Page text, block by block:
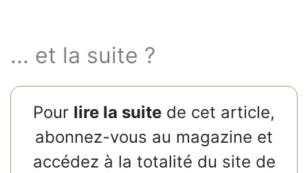
... et la suite ?
Pour lire la suite de cet article,
abonnez-vous au magazine et
accédez à la totalité du site de